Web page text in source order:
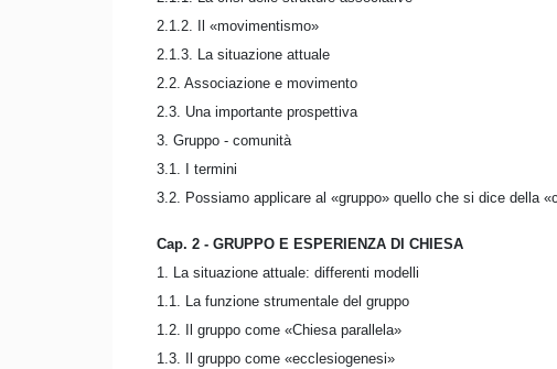
2.1.2. Il «movimentismo»
2.1.3. La situazione attuale
2.2. Associazione e movimento
2.3. Una importante prospettiva
3. Gruppo - comunità
3.1. I termini
3.2. Possiamo applicare al «gruppo» quello che si dice della
Cap. 2 - GRUPPO E ESPERIENZA DI CHIESA
1. La situazione attuale: differenti modelli
1.1. La funzione strumentale del gruppo
1.2. Il gruppo come «Chiesa parallela»
1.3. Il gruppo come «ecclesiogenesi»